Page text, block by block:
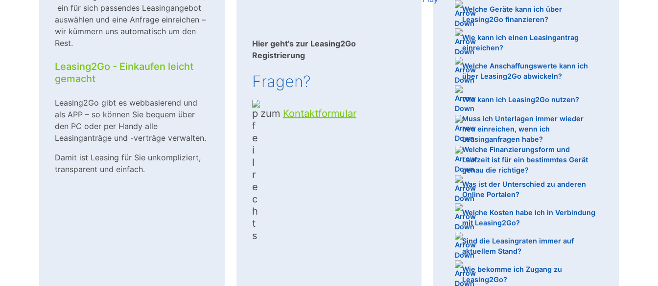
ein für sich passendes Leasingangebot
auswählen und eine Anfrage einreichen –
wir kümmern uns automatisch um den
Rest.
Leasing2Go - Einkaufen leicht
gemacht
Leasing2Go gibt es webbasierend und
als APP – so können Sie bequem über
den PC oder per Handy alle
Leasinganträge und -verträge verwalten.
Damit ist Leasing für Sie unkompliziert,
transparent und einfach.
Hier geht's zur Leasing2Go
Registrierung
Fragen?
zum Kontaktformular
Welche Geräte kann ich über
Leasing2Go finanzieren?
Wie kann ich einen Leasingantrag
einreichen?
Welche Anschaffungswerte kann ich
über Leasing2Go abwickeln?
Wie kann ich Leasing2Go nutzen?
Muss ich Unterlagen immer wieder
neu einreichen, wenn ich
Leasinganfragen habe?
Welche Finanzierungsform und
Laufzeit ist für ein bestimmtes Gerät
genau die richtige?
Was ist der Unterschied zu anderen
Online Portalen?
Welche Kosten habe ich in Verbindung
mit Leasing2Go?
Sind die Leasingraten immer auf
aktuellem Stand?
Wie bekomme ich Zugang zu
Leasing2Go?